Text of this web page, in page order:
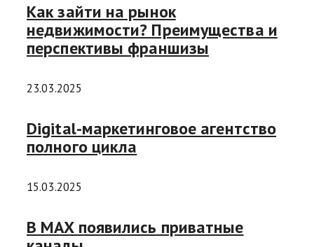
Как зайти на рынок
недвижимости? Преимущества и
перспективы франшизы
23.03.2025
Digital-маркетинговое агентство
полного цикла
15.03.2025
В MAX появились приватные